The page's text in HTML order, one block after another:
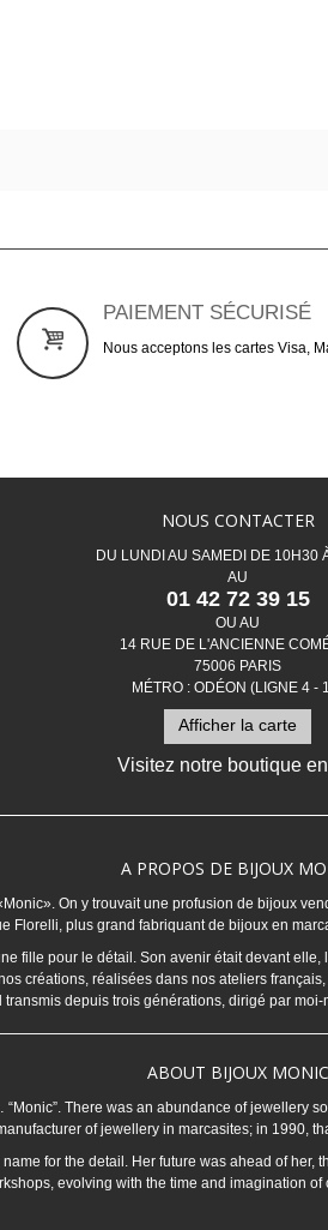
PAIEMENT SÉCURISÉ
Nous acceptons les cartes Visa,
NOUS CONTACTER
DU LUNDI AU SAMEDI DE 10H30
AU
01 42 72 39 15
OU AU
14 RUE DE L'ANCIENNE
75006 PARIS
MÉTRO : ODÉON (LIGNE 4 -
Afficher la carte
Visitez notre boutique
A PROPOS DE BIJOUX
On y trouvait une profusion de bijoux
plus grand fabriquant de bijoux en
fille pour le détail. Son avenir était devant
créations, réalisées dans nos ateliers
depuis trois générations, dirigé par
ABOUT BIJOUX MONIC
There was an abundance of jewellery
of jewellery in marcasites; in 1990,
for the detail. Her future was ahead of
evolving with the time and imagination of